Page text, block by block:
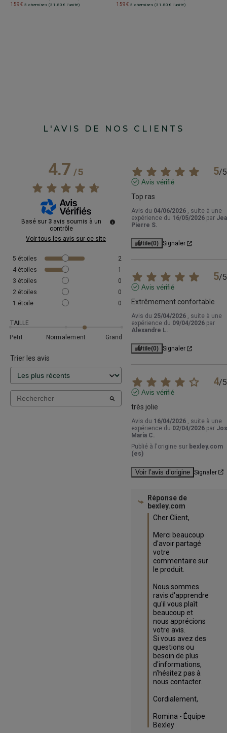
159€ 5 chemises (31.80€ l'unité) 159€ 5 chemises (31.80€ l'unité)
L'AVIS DE NOS CLIENTS
4.7/5
Basé sur 3 avis soumis à un
contrôle
Voir tous les avis sur ce site
5 étoiles
2
4 étoiles
1
3 étoiles
0
2 étoiles
0
1 étoile 0
TAILLE
Petit
Normalement Grand
Trier les avis
5/5
Avis vérifié
Top ras
Avis du 04/06/2026 , suite à une
expérience du 16/05/2026 par
Pierre S.
Utile(0) Signaler
5/5
Avis vérifié
Extrêmement confortable
Avis du 25/04/2026 , suite à une
expérience du 09/04/2026 par
Alexandre L.
Utile(0) Signaler
4/5
Avis vérifié
très jolie
Avis du 16/04/2026 , suite à une
expérience du 02/04/2026 par
Maria C.
Publié à l'origine sur bexley.com
(es)
Voir l’avis d’origine Signaler
Réponse de
bexley.com
Cher Client,
Merci beaucoup
d'avoir partagé
votre
commentaire sur
le produit.
Nous sommes
ravis d'apprendre
qu'il vous plaît
beaucoup et
nous apprécions
votre avis.
Si vous avez des
questions ou
besoin de plus
d'informations,
n'hésitez pas à
nous contacter.
Cordialement,
Romina - Équipe
Bexley